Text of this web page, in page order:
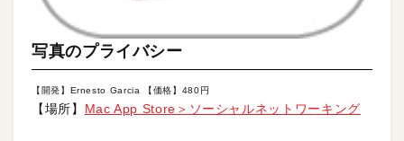
写真のプライバシー
【開発】Ernesto Garcia 【価格】480円
【場所】 Mac App Store＞ソーシャルネットワーキング